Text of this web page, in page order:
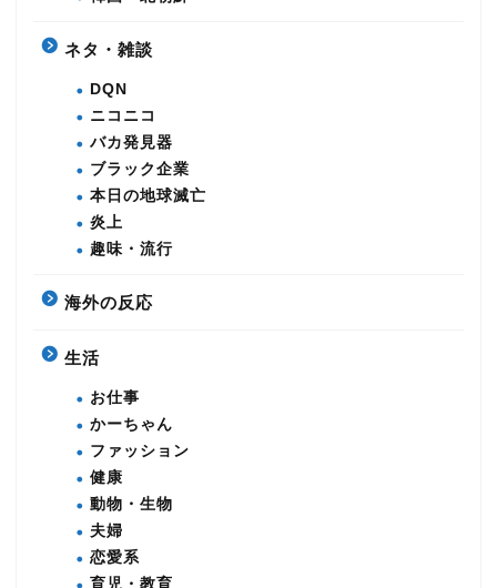
ネタ・雑談
DQN
ニコニコ
バカ発見器
ブラック企業
本日の地球滅亡
炎上
趣味・流行
海外の反応
生活
お仕事
かーちゃん
ファッション
健康
動物・生物
夫婦
恋愛系
育児・教育